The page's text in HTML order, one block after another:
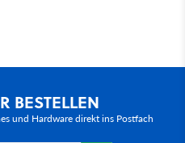
BESTELLEN
und Hardware direkt ins Postfach